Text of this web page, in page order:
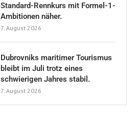
Standard-Rennkurs mit Formel-1-
Ambitionen näher.
7. August 2026
Dubrovniks maritimer Tourismus
bleibt im Juli trotz eines
schwierigen Jahres stabil.
7. August 2026